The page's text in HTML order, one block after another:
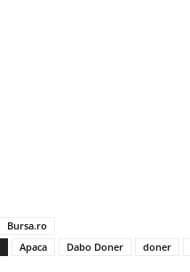
Bursa.ro
Apaca Dabo Doner doner